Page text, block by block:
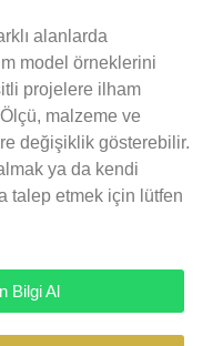
alanlarda
model örneklerini
projelere ilham
malzeme ve
değişiklik gösterebilir.
ya da kendi
talep etmek için lütfen
Bilgi Al